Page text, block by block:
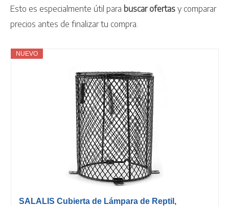
Esto es especialmente útil para buscar ofertasy comparar
precios antes de finalizar tu compra.
NUEVO
SALALIS Cubierta de Lámpara de Reptil,